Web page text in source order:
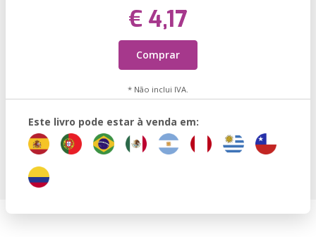
€ 4,17
Comprar
* Não inclui IVA.
Este livro pode estar à venda em: